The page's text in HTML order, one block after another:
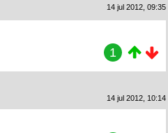
14 jul 2012, 09:35
1
14 jul 2012, 10:14